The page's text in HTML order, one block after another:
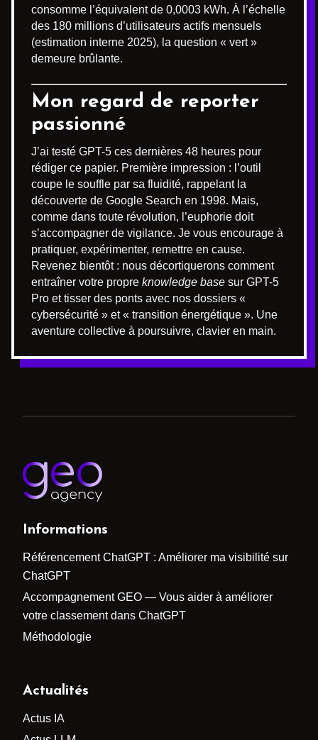
consomme l’équivalent de 0,0003 kWh. À l’échelle
des 180 millions d’utilisateurs actifs mensuels
(estimation interne 2025), la question « vert »
demeure brûlante.
Mon regard de reporter
passionné
J’ai testé GPT-5 ces dernières 48 heures pour
rédiger ce papier. Première impression : l’outil
coupe le souffle par sa fluidité, rappelant la
découverte de Google Search en 1998. Mais,
comme dans toute révolution, l’euphorie doit
s’accompagner de vigilance. Je vous encourage à
pratiquer, expérimenter, remettre en cause.
Revenez bientôt : nous décortiquerons comment
entraîner votre propre knowledge base sur GPT-5
Pro et tisser des ponts avec nos dossiers «
cybersécurité » et « transition énergétique ». Une
aventure collective à poursuivre, clavier en main.
Informations
Référencement ChatGPT : Améliorer ma visibilité sur
ChatGPT
Accompagnement GEO — Vous aider à améliorer
votre classement dans ChatGPT
Méthodologie
Actualités
Actus IA